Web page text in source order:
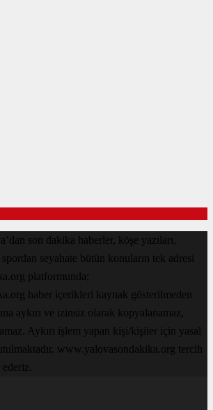
son dakika haberler, köşe yazıları,
seyahate bütün konuların tek adresi
platformunda;
haber içerikleri kaynak gösterilmeden
aykırı ve izinsiz olarak kopyalanamaz,
Aykırı işlem yapan kişi/kişiler için yasal
www.yalovasondakika.org tercih